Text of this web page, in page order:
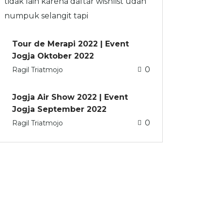
numpuk selangit tapi
Tour de Merapi 2022 | Event
Jogja Oktober 2022
Ragil Triatmojo 0
Jogja Air Show 2022 | Event
Jogja September 2022
Ragil Triatmojo 0